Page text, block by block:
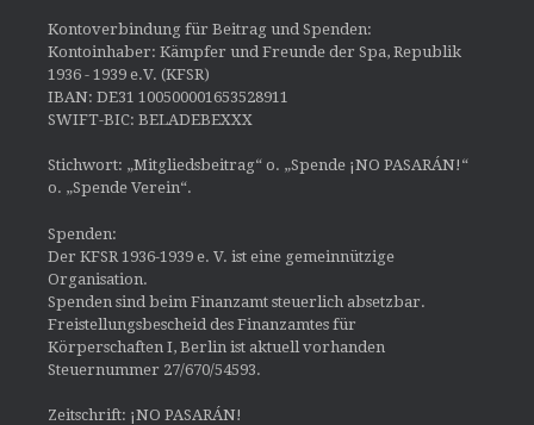
Kontoverbindung für Beitrag und Spenden:
Kontoinhaber: Kämpfer und Freunde der Spa, Republik
1936 - 1939 e.V. (KFSR)
IBAN: DE31 100500001653528911
SWIFT-BIC: BELADEBEXXX
Stichwort: „Mitgliedsbeitrag“ o. „Spende ¡NO PASARÁN!“
o. „Spende Verein“.
Spenden:
Der KFSR 1936-1939 e. V. ist eine gemeinnützige
Organisation.
Spenden sind beim Finanzamt steuerlich absetzbar.
Freistellungsbescheid des Finanzamtes für
Körperschaften I, Berlin ist aktuell vorhanden
Steuernummer 27/670/54593.
Zeitschrift: ¡NO PASARÁN!